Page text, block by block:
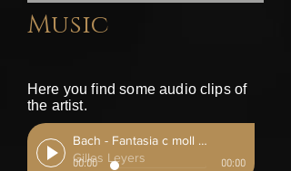
Music
Here you find some audio clips of
the artist.
Bach - Fantasia c moll BWV 537
Gilles Leyers
00:00 00:00